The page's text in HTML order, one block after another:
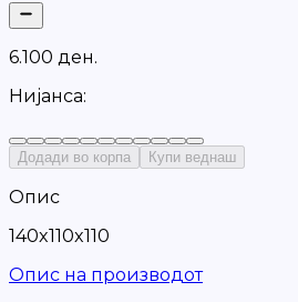
6.100 ден.
Нијанса:
Додади во корпа Купи веднаш
Опис
140x110x110
Опис на производот